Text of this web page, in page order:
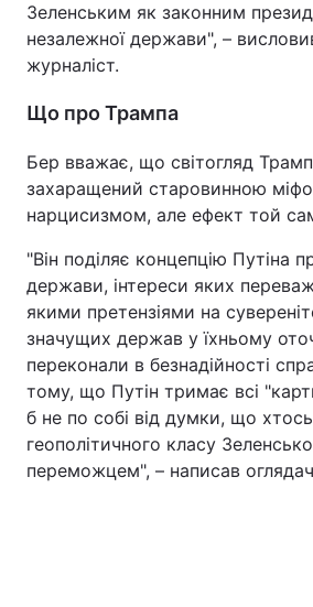
Зеленським як законним
незалежної держави", –
журналіст.
Що про Трампа
Бер вважає, що світогляд
захаращений старовинною
нарцисизмом, але ефект той
"Він поділяє концепцію Путіна
держави, інтереси яких
якими претензіями на
значущих держав у їхньому
переконали в безнадійності
тому, що Путін тримає всі
б не по собі від думки, що хтось
геополітичного класу
переможцем", – написав